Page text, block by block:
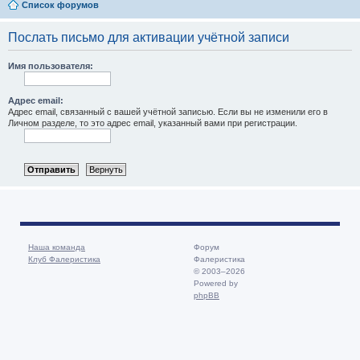
Список форумов
Послать письмо для активации учётной записи
Имя пользователя:
Адрес email:
Адрес email, связанный с вашей учётной записью. Если вы не изменили его в
Личном разделе, то это адрес email, указанный вами при регистрации.
Наша команда
Клуб Фалеристика
Форум
Фалеристика
© 2003–2026
Powered by
phpBB